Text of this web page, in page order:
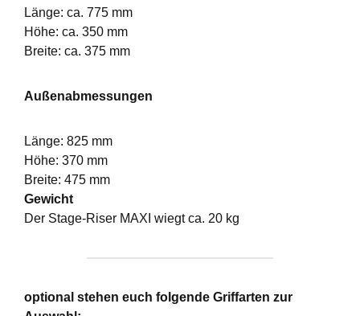
Länge: ca. 775 mm
Höhe: ca. 350 mm
Breite: ca. 375 mm
Außenabmessungen
Länge: 825 mm
Höhe: 370 mm
Breite: 475 mm
Gewicht
Der Stage-Riser MAXI wiegt ca. 20 kg
optional stehen euch folgende Griffarten zur